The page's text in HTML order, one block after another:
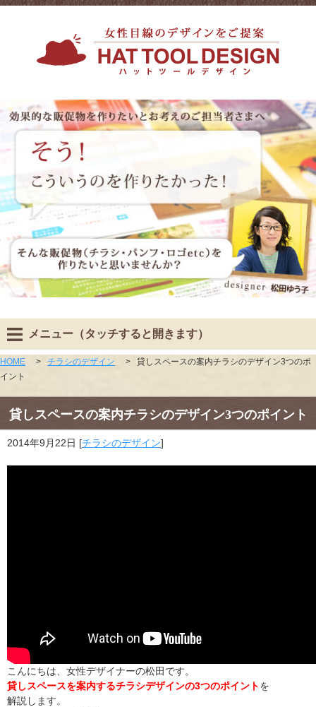
メニュー（タッチすると開きます）
HOME > チラシのデザイン >
貸しスペースの案内チラシのデザイン3つのポ
イント
貸しスペースの案内チラシのデザイン3つのポイント
2014年9月22日 [チラシのデザイン]
こんにちは、女性デザイナーの松田です。
貸しスペースを案内するチラシデザインの3つのポイントを
解説します。